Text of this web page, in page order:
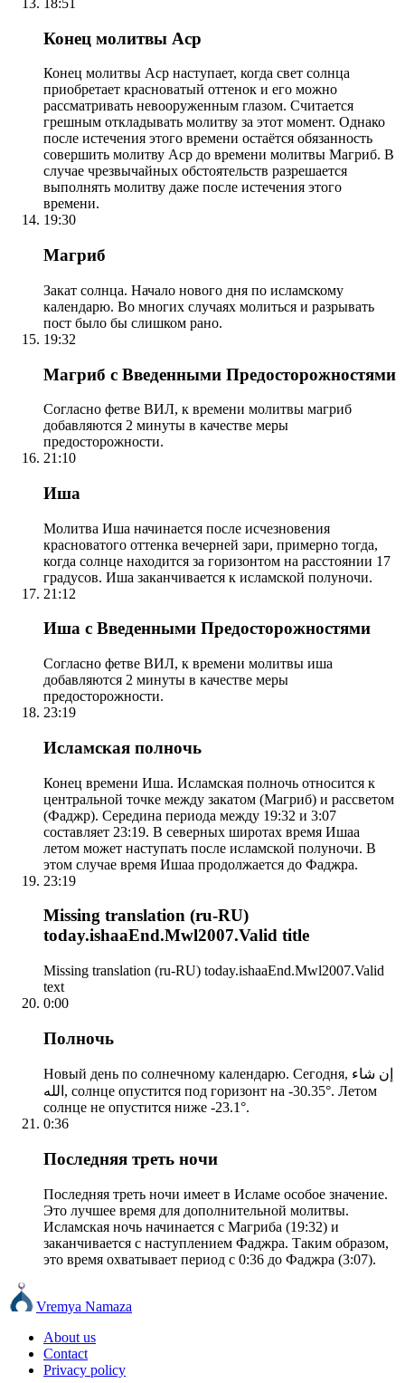
18:51
Конец молитвы Аср
Конец молитвы Аср наступает, когда свет солнца
приобретает красноватый оттенок и его можно
рассматривать невооруженным глазом. Считается
грешным откладывать молитву за этот момент. Однако
после истечения этого времени остаётся обязанность
совершить молитву Аср до времени молитвы Магриб. В
случае чрезвычайных обстоятельств разрешается
выполнять молитву даже после истечения этого
времени.
19:30
Магриб
Закат солнца. Начало нового дня по исламскому
календарю. Во многих случаях молиться и разрывать
пост было бы слишком рано.
19:32
Магриб с Введенными Предосторожностями
Согласно фетве ВИЛ, к времени молитвы магриб
добавляются 2 минуты в качестве меры
предосторожности.
21:10
Иша
Молитва Иша начинается после исчезновения
красноватого оттенка вечерней зари, примерно тогда,
когда солнце находится за горизонтом на расстоянии 17
градусов. Иша заканчивается к исламской полуночи.
21:12
Иша с Введенными Предосторожностями
Согласно фетве ВИЛ, к времени молитвы иша
добавляются 2 минуты в качестве меры
предосторожности.
23:19
Исламская полночь
Конец времени Иша. Исламская полночь относится к
центральной точке между закатом (Магриб) и рассветом
(Фаджр). Середина периода между 19:32 и 3:07
составляет 23:19. В северных широтах время Ишаа
летом может наступать после исламской полуночи. В
этом случае время Ишаа продолжается до Фаджра.
23:19
Missing translation (ru-RU)
today.ishaaEnd.Mwl2007.Valid title
Missing translation (ru-RU) today.ishaaEnd.Mwl2007.Valid
text
0:00
Полночь
Новый день по солнечному календарю. Сегодня, إن شاء
الله, солнце опустится под горизонт на -30.35°. Летом
солнце не опустится ниже -23.1°.
0:36
Последняя треть ночи
Последняя треть ночи имеет в Исламе особое значение.
Это лучшее время для дополнительной молитвы.
Исламская ночь начинается с Магриба (19:32) и
заканчивается с наступлением Фаджра. Таким образом,
это время охватывает период с 0:36 до Фаджра (3:07).
Vremya Namaza
About us
Contact
Privacy policy